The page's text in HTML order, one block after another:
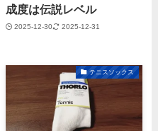
成度は伝説レベル
2025-12-30 2025-12-31
テニスソックス